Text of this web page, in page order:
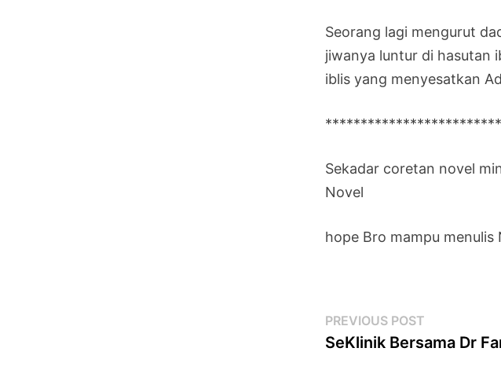
Seorang lagi mengurut
jiwanya luntur di hasutan
iblis yang menyesatkan
Sekadar coretan novel
Novel
hope Bro mampu menulis
Post
navigation
PREVIOUS POST
post:
SeKlinik Bersama Dr